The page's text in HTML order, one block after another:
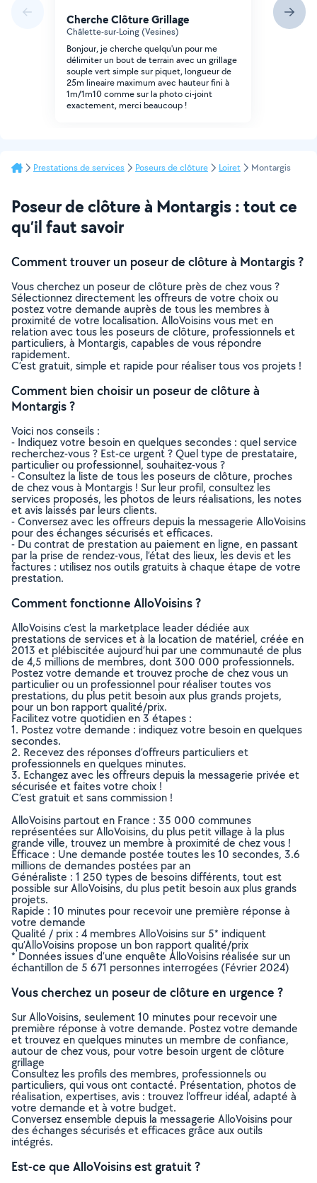
Cherche Clôture Grillage
Châlette-sur-Loing (Vesines)
Bonjour, je cherche quelqu'un pour me
délimiter un bout de terrain avec un grillage
souple vert simple sur piquet, longueur de
25m lineaire maximum avec hauteur fini à
1m/1m10 comme sur la photo ci-joint
exactement, merci beaucoup !
Prestations de services Poseurs de clôture Loiret Montargis
Poseur de clôture à Montargis : tout ce
qu’il faut savoir
Comment trouver un poseur de clôture à Montargis ?
Vous cherchez un poseur de clôture près de chez vous ?
Sélectionnez directement les offreurs de votre choix ou
postez votre demande auprès de tous les membres à
proximité de votre localisation. AlloVoisins vous met en
relation avec tous les poseurs de clôture, professionnels et
particuliers, à Montargis, capables de vous répondre
rapidement.
C’est gratuit, simple et rapide pour réaliser tous vos projets !
Comment bien choisir un poseur de clôture à
Montargis ?
Voici nos conseils :
- Indiquez votre besoin en quelques secondes : quel service
recherchez-vous ? Est-ce urgent ? Quel type de prestataire,
particulier ou professionnel, souhaitez-vous ?
- Consultez la liste de tous les poseurs de clôture, proches
de chez vous à Montargis ! Sur leur profil, consultez les
services proposés, les photos de leurs réalisations, les notes
et avis laissés par leurs clients.
- Conversez avec les offreurs depuis la messagerie AlloVoisins
pour des échanges sécurisés et efficaces.
- Du contrat de prestation au paiement en ligne, en passant
par la prise de rendez-vous, l’état des lieux, les devis et les
factures : utilisez nos outils gratuits à chaque étape de votre
prestation.
Comment fonctionne AlloVoisins ?
AlloVoisins c’est la marketplace leader dédiée aux
prestations de services et à la location de matériel, créée en
2013 et plébiscitée aujourd’hui par une communauté de plus
de 4,5 millions de membres, dont 300 000 professionnels.
Postez votre demande et trouvez proche de chez vous un
particulier ou un professionnel pour réaliser toutes vos
prestations, du plus petit besoin aux plus grands projets,
pour un bon rapport qualité/prix.
Facilitez votre quotidien en 3 étapes :
1. Postez votre demande : indiquez votre besoin en quelques
secondes.
2. Recevez des réponses d’offreurs particuliers et
professionnels en quelques minutes.
3. Echangez avec les offreurs depuis la messagerie privée et
sécurisée et faites votre choix !
C’est gratuit et sans commission !
AlloVoisins partout en France : 35 000 communes
représentées sur AlloVoisins, du plus petit village à la plus
grande ville, trouvez un membre à proximité de chez vous !
Efficace : Une demande postée toutes les 10 secondes, 3.6
millions de demandes postées par an
Généraliste : 1 250 types de besoins différents, tout est
possible sur AlloVoisins, du plus petit besoin aux plus grands
projets.
Rapide : 10 minutes pour recevoir une première réponse à
votre demande
Qualité / prix : 4 membres AlloVoisins sur 5* indiquent
qu’AlloVoisins propose un bon rapport qualité/prix
* Données issues d’une enquête AlloVoisins réalisée sur un
échantillon de 5 671 personnes interrogées (Février 2024)
Vous cherchez un poseur de clôture en urgence ?
Sur AlloVoisins, seulement 10 minutes pour recevoir une
première réponse à votre demande. Postez votre demande
et trouvez en quelques minutes un membre de confiance,
autour de chez vous, pour votre besoin urgent de clôture
grillage
Consultez les profils des membres, professionnels ou
particuliers, qui vous ont contacté. Présentation, photos de
réalisation, expertises, avis : trouvez l'offreur idéal, adapté à
votre demande et à votre budget.
Conversez ensemble depuis la messagerie AlloVoisins pour
des échanges sécurisés et efficaces grâce aux outils
intégrés.
Est-ce que AlloVoisins est gratuit ?